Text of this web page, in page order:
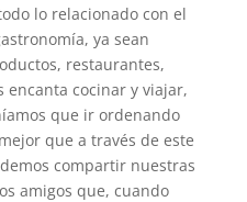
lo relacionado con el
ya sean
restaurantes,
cocinar y viajar,
que ir ordenando
que a través de este
compartir nuestras
amigos que, cuando